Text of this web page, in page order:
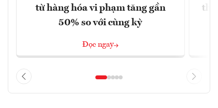
từ hàng hóa vi phạm tăng gần
50% so với cùng kỳ
Đọc ngay